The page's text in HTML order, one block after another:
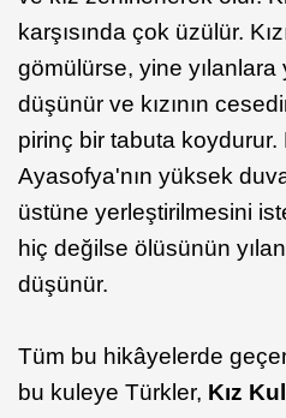
karşısında çok üzülür.
gömülürse, yine yılanlara
düşünür ve kızının
pirinç bir tabuta koydurur.
Ayasofya'nın yüksek
üstüne yerleştirilmesini
hiç değilse ölüsünün
düşünür.
Tüm bu hikâyelerde
bu kuleye Türkler, Kız